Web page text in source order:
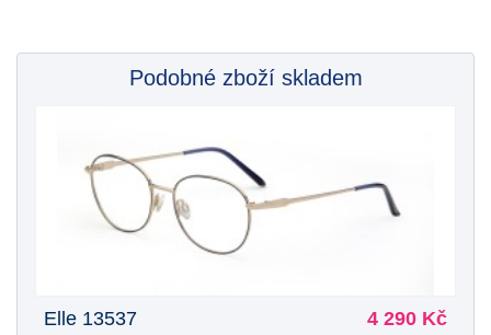
Podobné zboží skladem
Elle 13537 4 290 Kč